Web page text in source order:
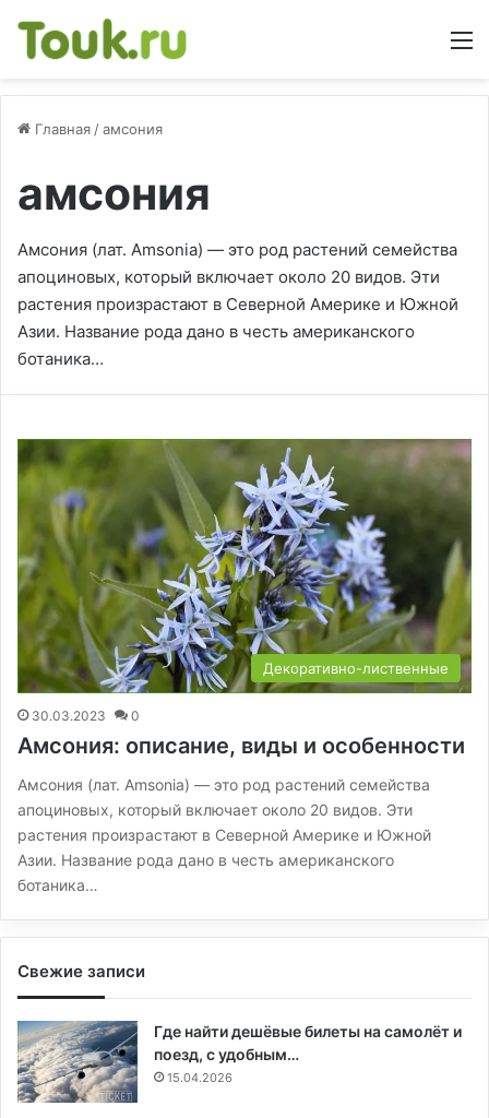
Главная /амсония
амсония
Амсония (лат. Amsonia) — это род растений семейства
апоциновых, который включает около 20 видов. Эти
растения произрастают в Северной Америке и Южной
Азии. Название рода дано в честь американского
ботаника…
Декоративно-лиственные
30.03.2023 0
Амсония: описание, виды и особенности
Амсония (лат. Amsonia) — это род растений семейства
апоциновых, который включает около 20 видов. Эти
растения произрастают в Северной Америке и Южной
Азии. Название рода дано в честь американского
ботаника…
Свежие записи
Где найти дешёвые билеты на самолёт и
поезд, с удобным…
15.04.2026